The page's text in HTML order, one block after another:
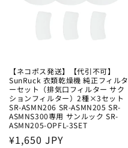
【ネコポス発送】【代引不可】
SunRuck 衣類乾燥機 純正フィルタ
ーセット（排気口フィルター サク
ションフィルター）2種×3セット
SR-ASMN206 SR-ASMN205 SR-
ASMNS300専用 サンルック SR-
ASMN205-OPFL-3SET
通
¥1,650 JPY